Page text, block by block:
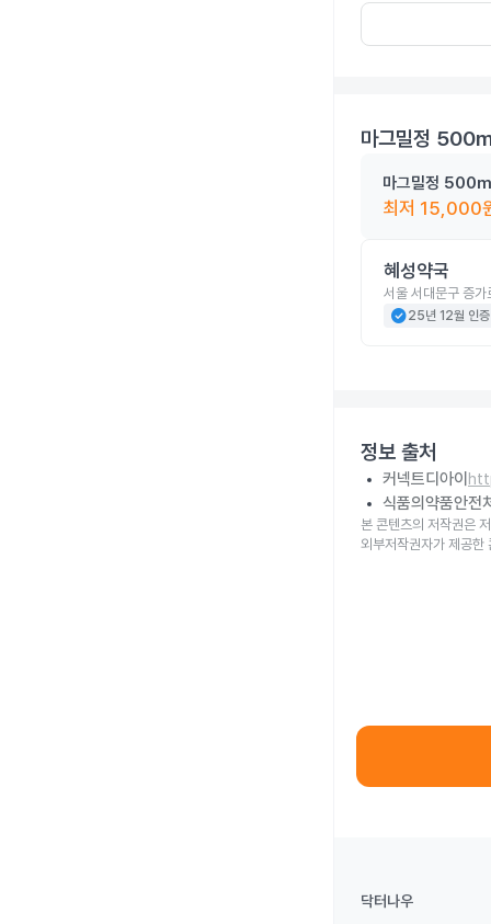
마그밀정
마그밀정
최저 15,000
혜성약국
서울 서대문구 증
check_circle25년 12월 인증
정보 출처
커넥트디아이
식품의약품안전
본 콘텐츠의 저작권은
외부저작권자가 제공한
닥터나우